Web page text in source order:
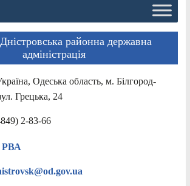
районна державна
адміністрація
Одеська область, м. Білгород-
Грецька, 24
2-83-66
РВА